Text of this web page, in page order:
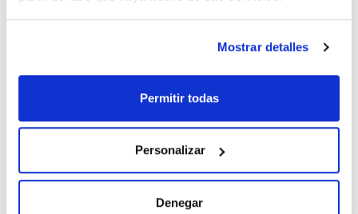
Mostrar detalles
Permitir todas
Personalizar
Denegar
Ver stock